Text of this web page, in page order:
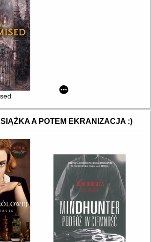
A POTEM EKRANIZACJA :)